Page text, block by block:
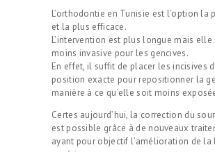
L’orthodontie en Tunisie est l’option la
et la plus efficace.
L’intervention est plus longue mais elle
moins invasive pour les gencives.
En effet, il suffit de placer les incisives
position exacte pour repositionner la
manière à ce qu’elle soit moins
Certes aujourd’hui, la correction du
est possible grâce à de nouveaux
ayant pour objectif l’amélioration de la